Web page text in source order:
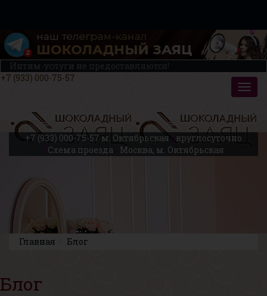
Интим-услуги не предоставляются!
+7 (933) 000-75-57
+7 (933) 000-75-57 м. Октябрьская
круглосуточно
Схема проезда
Москва, м. Октябрьская
Главная Блог
Блог